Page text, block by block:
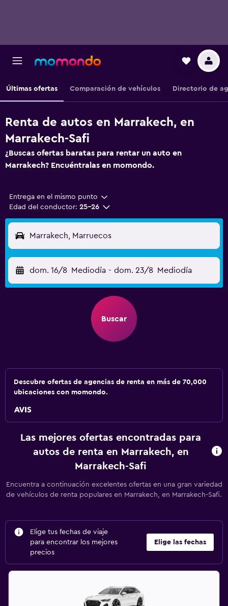
Últimas ofertas Comparación de vehículos Directorio de
Renta de autos en Marrakech, en
Marrakech-Safi
¿Buscas ofertas baratas para rentar un auto en
Marrakech? Encuéntralas en momondo.
Entrega en el mismo punto
Edad del conductor: 25-26
Marrakech, Marruecos
dom. 16/8 Mediodía - dom. 23/8 Mediodía
Buscar
Descubre ofertas de agencias de renta en más de 70,000
ubicaciones con momondo.
Las mejores ofertas encontradas para
autos de renta en Marrakech, en
Marrakech-Safi
Encuentra a continuación excelentes ofertas en una gran variedad
de vehículos de renta populares en Marrakech, en Marrakech-Safi.
Elige tus fechas de viaje
para encontrar los mejores
precios
Elige las fechas